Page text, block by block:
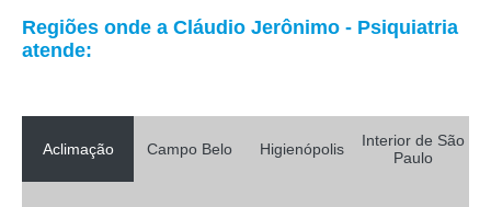
Regiões onde a Cláudio Jerônimo - Psiquiatria
atende:
Aclimação Campo Belo Higienópolis
Interior de São
Paulo